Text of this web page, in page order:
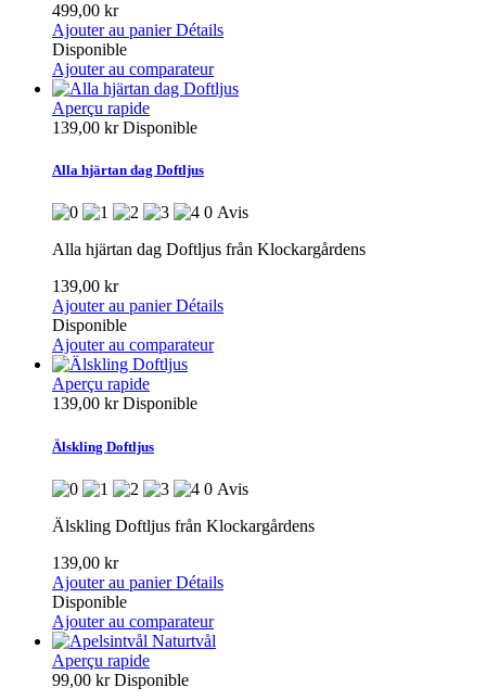
499,00 kr
Ajouter au panier Détails
Disponible
Ajouter au comparateur
Aperçu rapide
139,00 krDisponible
Alla hjärtan dag Doftljus
0 Avis
Alla hjärtan dag Doftljus från Klockargårdens
139,00 kr
Ajouter au panier Détails
Disponible
Ajouter au comparateur
Aperçu rapide
139,00 krDisponible
Älskling Doftljus
0 Avis
Älskling Doftljus från Klockargårdens
139,00 kr
Ajouter au panier Détails
Disponible
Ajouter au comparateur
Aperçu rapide
99,00 krDisponible